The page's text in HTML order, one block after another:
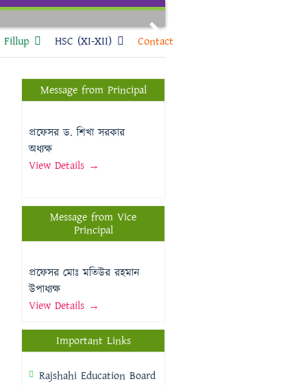
Next
Fillup HSC (XI-XII) Contact
Message from Principal
প্রফেসর ড. শিখা সরকার
অধ্যক্ষ
View Details →
Message from Vice
Principal
প্রফেসর মোঃ মতিউর রহমান
উপাধ্যক্ষ
View Details →
Important Links
Rajshahi Education Board